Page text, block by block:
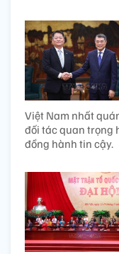
Việt Nam nhất
đối tác quan trọng
đồng hành tin cậy.